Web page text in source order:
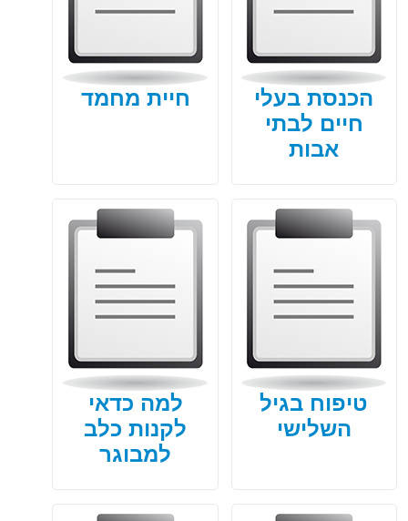
הכנסת בעלי
חיים לבתי
אבות
חיית מחמד
טיפוח בגיל
השלישי
למה כדאי
לקנות כלב
למבוגר
כלבים ידועים כחיית